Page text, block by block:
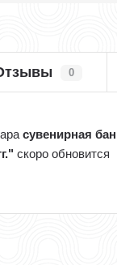
0
сувенирная
скоро обновится